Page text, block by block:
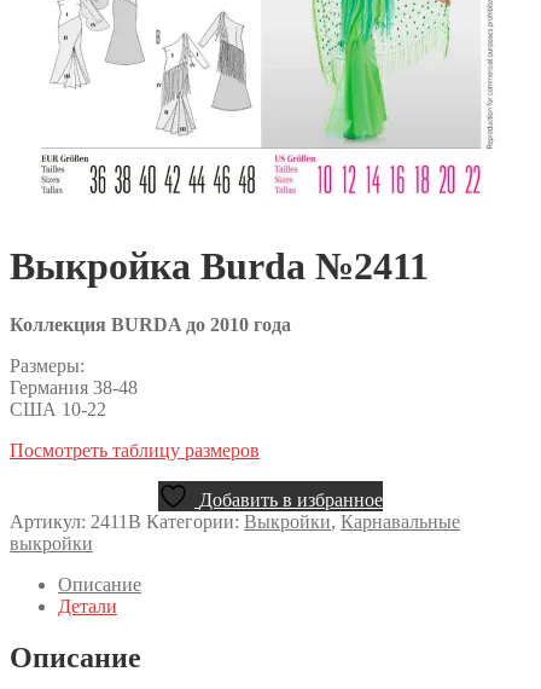
Выкройка Burda №2411
Коллекция BURDA до 2010 года
Размеры:
Германия 38-48
США 10-22
Посмотреть таблицу размеров
Добавить в избранное
Артикул: 2411B Категории: Выкройки, Карнавальные
выкройки
Описание
Детали
Описание